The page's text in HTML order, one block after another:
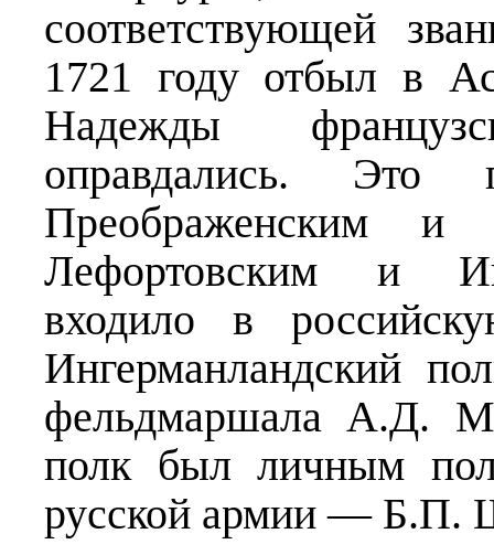
соответствующей
1721 году отбыл в
Надежды
оправдались. Это
Преображенским и
Лефортовским и
входило в
Ингерманландский
фельдмаршала А.Д.
полк был личным
русской армии — Б.П.